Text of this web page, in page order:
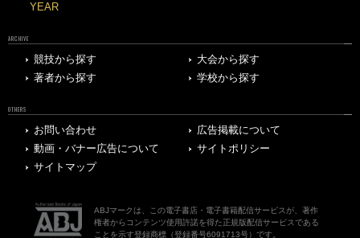
YEAR
ARCHIVE
競技から探す
大会から探す
著者から探す
学校から探す
OTHERS
お問い合わせ
広告掲載について
動画・バナー広告について
サイトポリシー
サイトマップ
ABJマークは、この電子書店・電子書籍配信サービスが、著作
権者からコンテンツ使用許諾を得た正規版配信サービスである
ことを示す登録商標（登録番号6091713号）です。